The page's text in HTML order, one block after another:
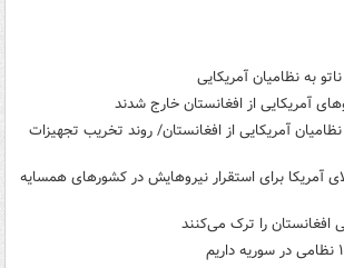
به نظامیان آمریکایی
آمریکایی از افغانستان خارج شدند
آمریکایی از افغانستان/ روند تخریب تجهیزات
آمریکا برای استقرار نیروهایش در کشورهای همسایه
افغانستان را ترک می‌کنند